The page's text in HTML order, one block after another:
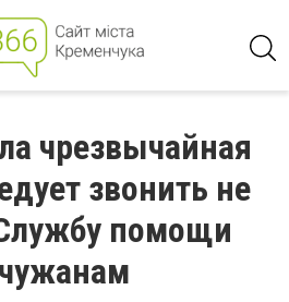
чрезвычайная
звонить не
помощи